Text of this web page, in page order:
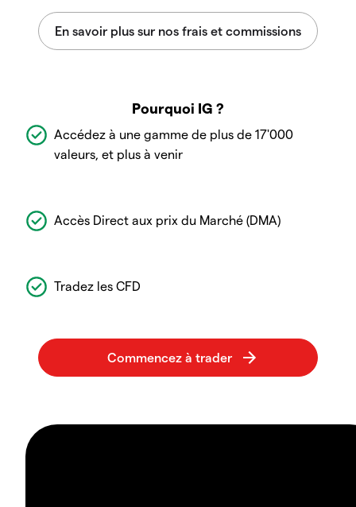
Pourquoi IG ?
Accédez à une gamme de plus de 17'000
valeurs, et plus à venir
Accès Direct aux prix du Marché (DMA)
Tradez les CFD